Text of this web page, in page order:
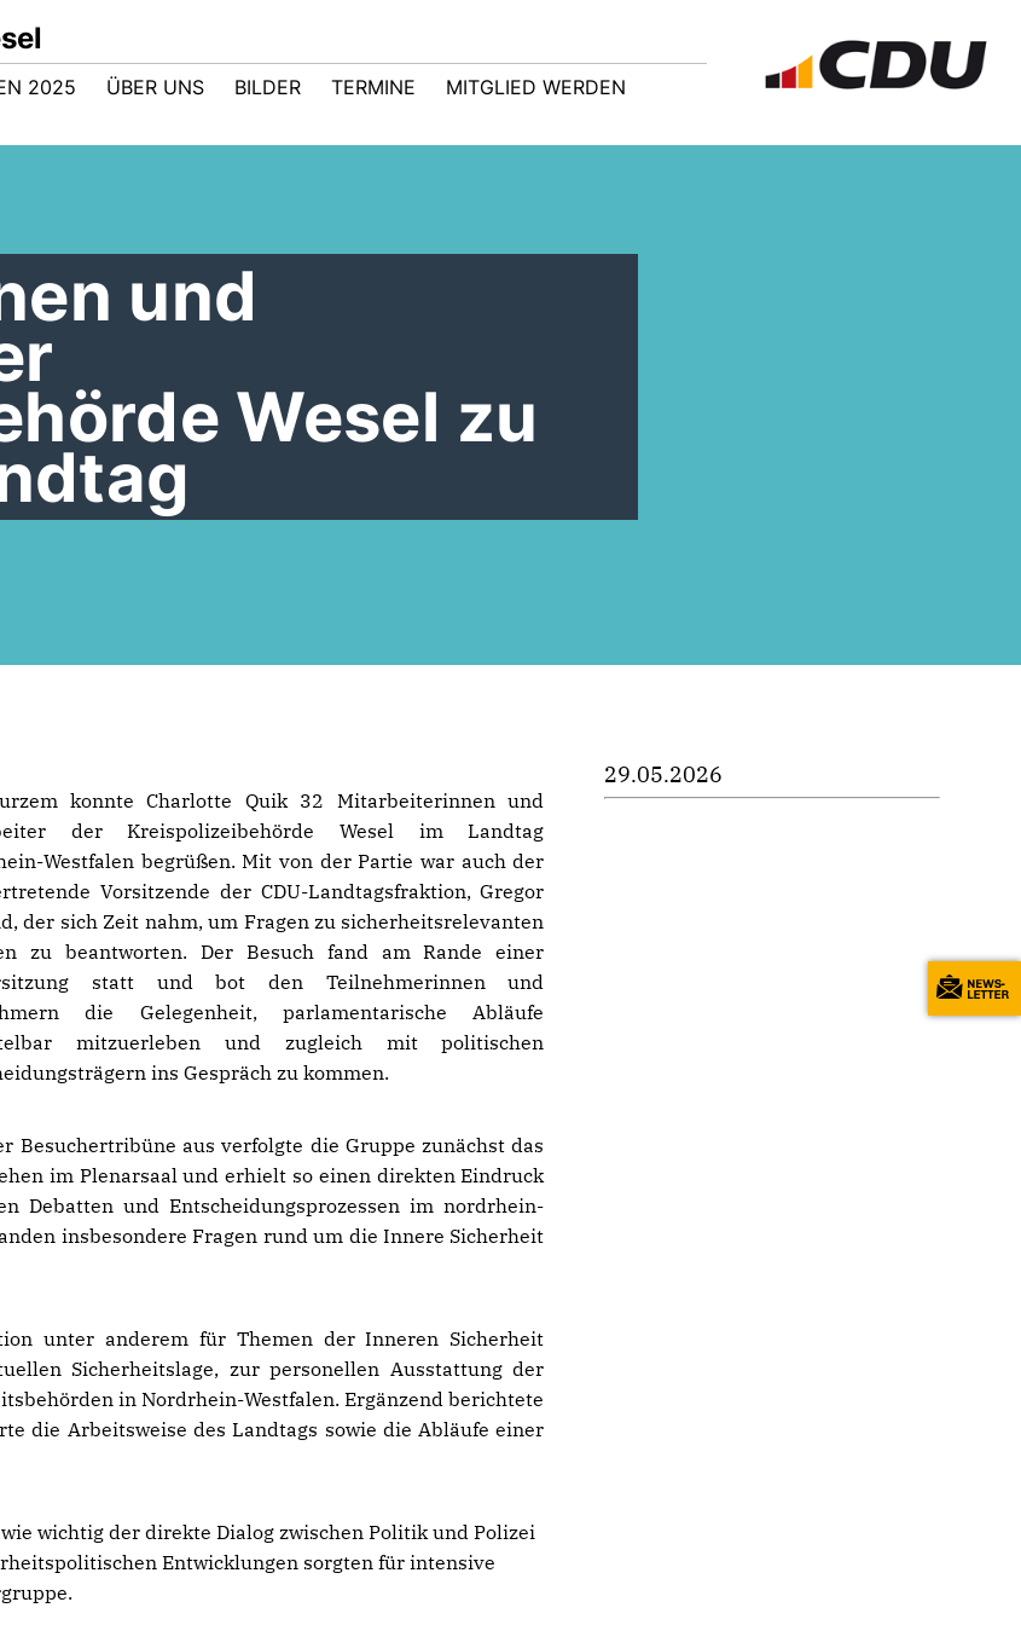
2025 ÜBER UNS BILDER TERMINE MITGLIED WERDEN
und
Wesel zu
konnte Charlotte Quik 32 Mitarbeiterinnen und
der Kreispolizeibehörde Wesel im Landtag
Westfalen begrüßen. Mit von der Partie war auch der
Vorsitzende der CDU-Landtagsfraktion, Gregor
der sich Zeit nahm, um Fragen zu sicherheitsrelevanten
zu beantworten. Der Besuch fand am Rande einer
statt und bot den Teilnehmerinnen und
die Gelegenheit, parlamentarische Abläufe
mitzuerleben und zugleich mit politischen
ins Gespräch zu kommen.
Besuchertribüne aus verfolgte die Gruppe zunächst das
im Plenarsaal und erhielt so einen direkten Eindruck
Debatten und Entscheidungsprozessen im nordrhein-
insbesondere Fragen rund um die Innere Sicherheit
unter anderem für Themen der Inneren Sicherheit
Sicherheitslage, zur personellen Ausstattung der
in Nordrhein-Westfalen. Ergänzend berichtete
die Arbeitsweise des Landtags sowie die Abläufe einer
wichtig der direkte Dialog zwischen Politik und Polizei
Entwicklungen sorgten für intensive
29.05.2026